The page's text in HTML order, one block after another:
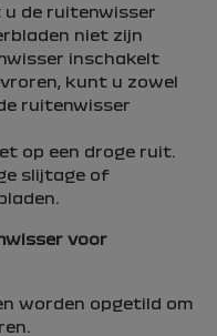
de ruitenwisser
niet zijn
inschakelt
kunt u zowel
ruitenwisser
op een droge ruit.
slijtage of
voor
worden opgetild om